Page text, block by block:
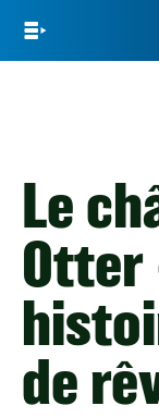
main
Le
Otter
de